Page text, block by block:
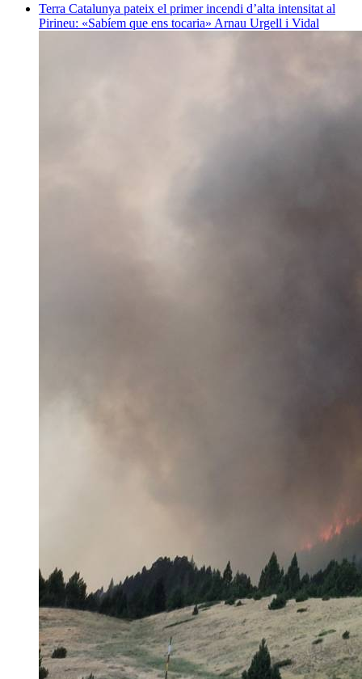
Terra Catalunya pateix el primer incendi d’alta intensitat al
Pirineu: «Sabíem que ens tocaria» Arnau Urgell i Vidal